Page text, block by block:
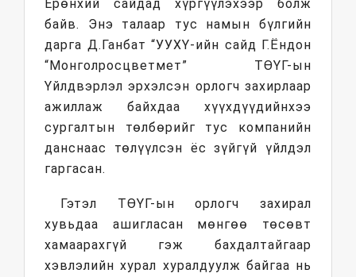
Ерөнхий сайдад хүргүүлэхээр болж
байв. Энэ талаар тус намын бүлгийн
дарга Д.Ганбат “УУХҮ-ийн сайд Г.Ёндон
“Монголросцветмет” ТӨҮГ-ын
Үйлдвэрлэл эрхэлсэн орлогч захирлаар
ажиллаж байхдаа хүүхдүүдийнхээ
сургалтын төлбөрийг тус компанийн
данснаас төлүүлсэн ёс зүйгүй үйлдэл
гаргасан.
Гэтэл ТӨҮГ-ын орлогч захирал
хувьдаа ашигласан мөнгөө төсөвт
хамаарахгүй гэж бахдалтайгаар
хэвлэлийн хурал хуралдуулж байгаа нь